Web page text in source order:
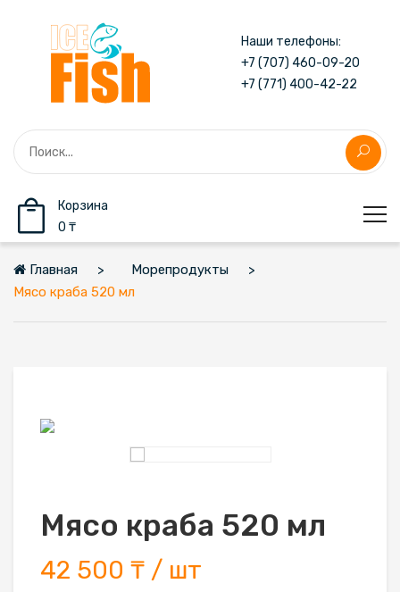
Наши телефоны:
+7 (707) 460-09-20
+7 (771) 400-42-22
Корзина
0 ₸
Главная
Морепродукты
Мясо краба 520 мл
Мясо краба 520 мл
42 500 ₸ / шт